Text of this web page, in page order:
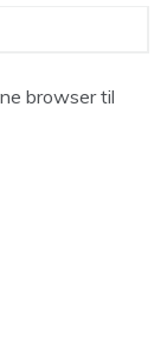
browser til